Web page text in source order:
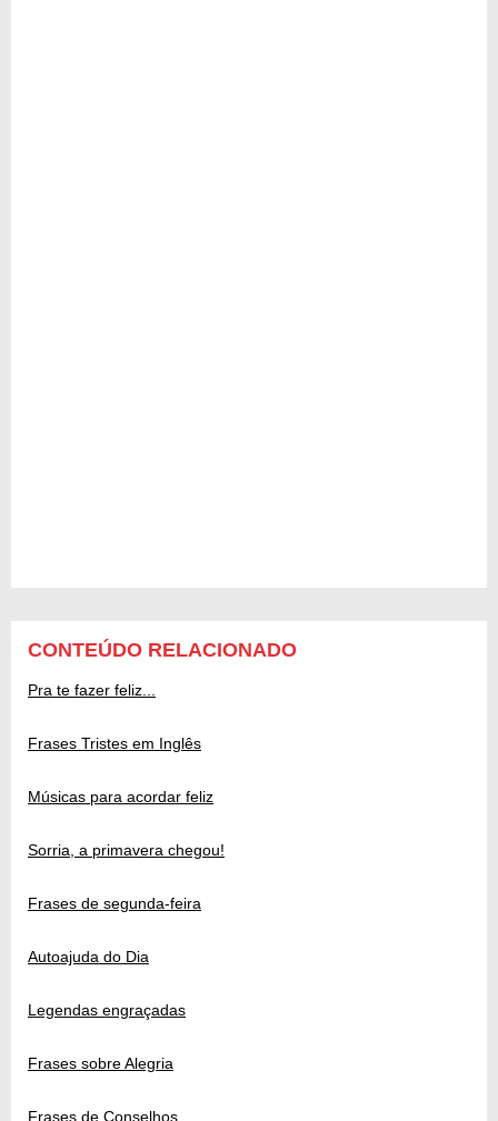
CONTEÚDO RELACIONADO
Pra te fazer feliz...
Frases Tristes em Inglês
Músicas para acordar feliz
Sorria, a primavera chegou!
Frases de segunda-feira
Autoajuda do Dia
Legendas engraçadas
Frases sobre Alegria
Frases de Conselhos